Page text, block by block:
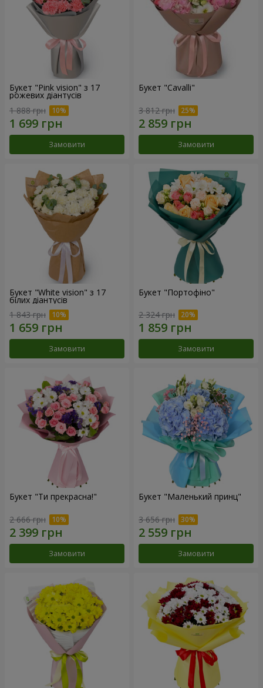
Букет "Pink vision" з 17
рожевих діантусів
1 888 грн
Замовити
Букет "Cаvalli"
3 812 грн
Замовити
Букет "White vision" з 17
білих діантусів
1 843 грн
Замовити
Букет "Портофіно"
2 324 грн
Замовити
Букет "Ти прекрасна!"
2 666 грн
Замовити
Букет "Маленький принц"
3 656 грн
Замовити